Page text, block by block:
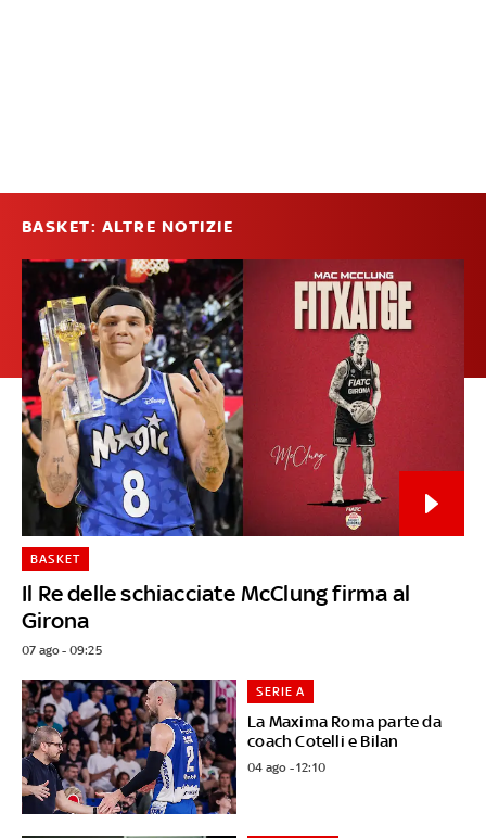
BASKET: ALTRE NOTIZIE
Il Re delle schiacciate McClung firma al
Girona
BASKET
07 ago - 09:25
La Maxima Roma parte da
coach Cotelli e Bilan
SERIE A
04 ago - 12:10